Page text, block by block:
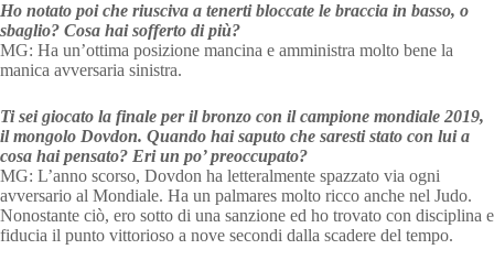
Ho notato poi che riusciva a tenerti bloccate le braccia in basso, o
sbaglio? Cosa hai sofferto di più?
MG: Ha un’ottima posizione mancina e amministra molto bene la
manica avversaria sinistra.
Ti sei giocato la finale per il bronzo con il campione mondiale 2019,
il mongolo Dovdon. Quando hai saputo che saresti stato con lui a
cosa hai pensato? Eri un po’ preoccupato?
MG: L’anno scorso, Dovdon ha letteralmente spazzato via ogni
avversario al Mondiale. Ha un palmares molto ricco anche nel Judo.
Nonostante ciò, ero sotto di una sanzione ed ho trovato con disciplina e
fiducia il punto vittorioso a nove secondi dalla scadere del tempo.